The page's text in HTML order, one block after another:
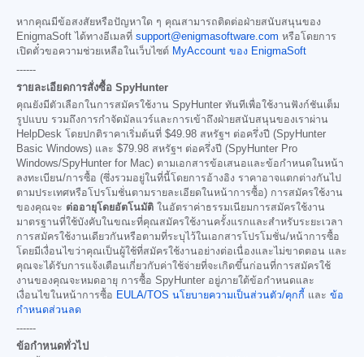
หากคุณมีข้อสงสัยหรือปัญหาใด ๆ คุณสามารถติดต่อฝ่ายสนับสนุนของ
EnigmaSoft ได้ทางอีเมลที่ support@enigmasoftware.com หรือโดยการ
เปิดตั๋วขอความช่วยเหลือในเว็บไซต์ MyAccount ของ EnigmaSoft
------
รายละเอียดการสั่งซื้อ SpyHunter
คุณยังมีตัวเลือกในการสมัครใช้งาน SpyHunter ทันทีเพื่อใช้งานฟังก์ชันเต็ม
รูปแบบ รวมถึงการกำจัดมัลแวร์และการเข้าถึงฝ่ายสนับสนุนของเราผ่าน
HelpDesk โดยปกติราคาเริ่มต้นที่ $49.98 สหรัฐฯ ต่อครึ่งปี (SpyHunter
Basic Windows) และ $79.98 สหรัฐฯ ต่อครึ่งปี (SpyHunter Pro
Windows/SpyHunter for Mac) ตามเอกสารข้อเสนอและข้อกำหนดในหน้า
ลงทะเบียน/การซื้อ (ซึ่งรวมอยู่ในที่นี้โดยการอ้างอิง ราคาอาจแตกต่างกันไป
ตามประเทศหรือโปรโมชั่นตามรายละเอียดในหน้าการซื้อ) การสมัครใช้งาน
ของคุณจะ ต่ออายุโดยอัตโนมัติ ในอัตราค่าธรรมเนียมการสมัครใช้งาน
มาตรฐานที่ใช้บังคับในขณะที่คุณสมัครใช้งานครั้งแรกและสำหรับระยะเวลา
การสมัครใช้งานเดียวกันหรือตามที่ระบุไว้ในเอกสารโปรโมชั่น/หน้าการซื้อ
โดยมีเงื่อนไขว่าคุณเป็นผู้ใช้ที่สมัครใช้งานอย่างต่อเนื่องและไม่ขาดตอน และ
คุณจะได้รับการแจ้งเตือนเกี่ยวกับค่าใช้จ่ายที่จะเกิดขึ้นก่อนที่การสมัครใช้
งานของคุณจะหมดอายุ การซื้อ SpyHunter อยู่ภายใต้ข้อกำหนดและ
เงื่อนไขในหน้าการซื้อ EULA/TOS นโยบายความเป็นส่วนตัว/คุกกี้ และ ข้อ
กำหนดส่วนลด
------
ข้อกำหนดทั่วไป